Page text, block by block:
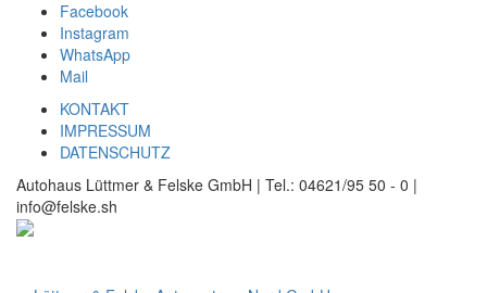
Facebook
Instagram
WhatsApp
Mail
KONTAKT
IMPRESSUM
DATENSCHUTZ
Autohaus Lüttmer & Felske GmbH | Tel.: 04621/95 50 - 0 |
info@felske.sh